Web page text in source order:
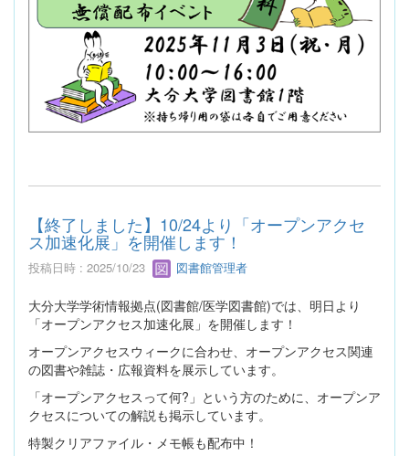
【終了しました】10/24より「オープンアクセ
ス加速化展」を開催します！
投稿日時 : 2025/10/23 図書館管理者
大分大学学術情報拠点(図書館/医学図書館)では、明日より
「オープンアクセス加速化展」を開催します！
オープンアクセスウィークに合わせ、オープンアクセス関連
の図書や雑誌・広報資料を展示しています。
「オープンアクセスって何?」という方のために、オープンア
クセスについての解説も掲示しています。
特製クリアファイル・メモ帳も配布中！